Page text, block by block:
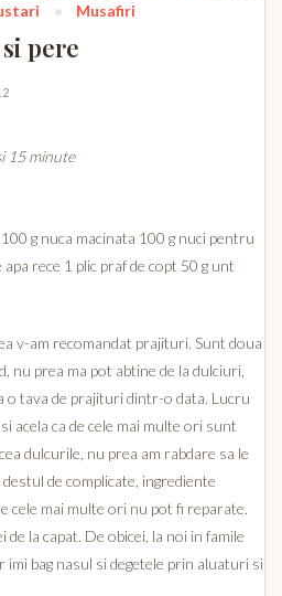
Musafiri
pere
15 minute
g nuca macinata 100 g nuci pentru
rece 1 plic praf de copt 50 g unt
v-am recomandat prajituri. Sunt doua
nu prea ma pot abtine de la dulciuri,
o tava de prajituri dintr-o data. Lucru
acela ca de cele mai multe ori sunt
dulcurile, nu prea am rabdare sa le
de complicate, ingrediente
cele mai multe ori nu pot fi reparate.
la capat. De obicei, la noi in famile
imi bag nasul si degetele prin aluaturi si